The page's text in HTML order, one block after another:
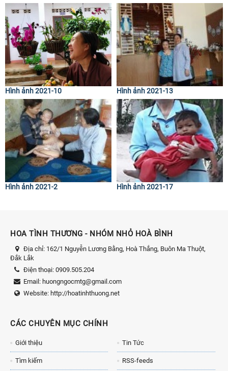
Hình ảnh 2021-10 Hình ảnh 2021-13
Hình ảnh 2021-2 Hình ảnh 2021-17
HOA TÌNH THƯƠNG - NHÓM NHỎ HOÀ BÌNH
Địa chỉ: 162/1 Nguyễn Lương Bằng, Hoà Thắng, Buôn Ma Thuột,
Đắk Lắk
Điện thoại: 0909.505.204
Email: huongngocmtg@gmail.com
Website: http://hoatinhthuong.net
CÁC CHUYÊN MỤC CHÍNH
Giới thiệu Tin Tức
Tìm kiếm RSS-feeds